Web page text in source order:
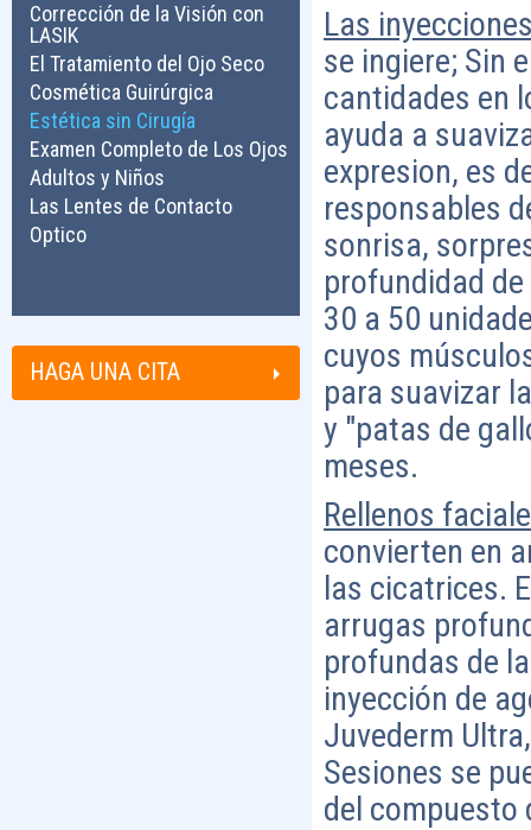
Corrección de la Visión con
LASIK
El Tratamiento del Ojo Seco
Cosmética Guirúrgica
Estética sin Cirugía
Examen Completo de Los Ojos
Adultos y Niños
Las Lentes de Contacto
Optico
HAGA UNA CITA
Las
se ingiere; Sin
cantidades en
ayuda a
expresion, es
responsables
sonrisa,
profundidad
30 a 50
cuyos
para suavizar
y "patas de
meses.
Rellenos
convierten en
las cicatrices.
arrugas
profundas de
inyección de
Juvederm
Sesiones se
del compuesto